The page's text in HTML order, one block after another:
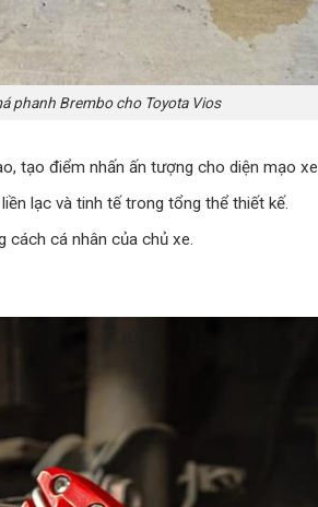
phanh Brembo cho Toyota Vios
tạo điểm nhấn ấn tượng cho diện mạo xe.
lạc và tinh tế trong tổng thể thiết kế.
cách cá nhân của chủ xe.